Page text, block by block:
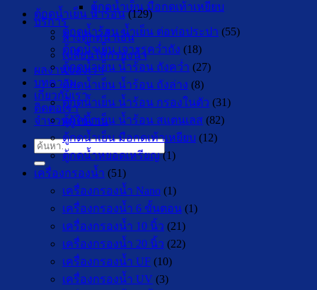
ตู้กดน้ำเย็น มือกดเท้าเหยียบ
บริการ
ล้างตู้กดน้ำเย็น
เปลี่ยนไส้กรองน้ำ
ผลงานของเรา
บทความ
เกี่ยวกับเรา
ติดต่อเรา
จำนวนผู้ใช้งาน
ค้นหา:
ตู้กดน้ำเย็น น้ำร้อน (129)
ตู้กดน้ำร้อน น้ำเย็น ต่อท่อประปา (55)
ตู้กดน้ำเย็น เจาะรูคว่ำถัง (18)
ตู้กดน้ำเย็น น้ำร้อน ถังคว่ำ (27)
ตู้กดน้ำเย็น น้ำร้อน ถังล่าง (8)
ตู้กดน้ำเย็น น้ำร้อน กรองในตัว (31)
ตู้กดน้ำเย็น น้ำร้อน สแตนเลส (82)
ตู้กดน้ำเย็น มือกดเท้าเหยียบ (12)
ตู้กดน้ำหยอดเหรียญ (1)
เครื่องกรองน้ำ (51)
เครื่องกรองน้ำ Nano (1)
เครื่องกรองน้ำ 6 ขั้นตอน (1)
เครื่องกรองน้ำ 10 นิ้ว (21)
เครื่องกรองน้ำ 20 นิ้ว (22)
เครื่องกรองน้ำ UF (10)
เครื่องกรองน้ำ UV (3)